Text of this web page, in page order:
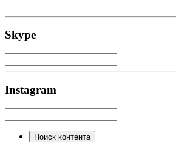
Skype
Instagram
Поиск контента